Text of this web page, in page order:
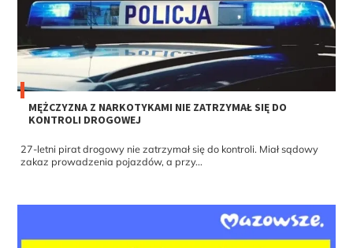
MĘŻCZYZNA Z NARKOTYKAMI NIE ZATRZYMAŁ SIĘ DO
KONTROLI DROGOWEJ
27-letni pirat drogowy nie zatrzymał się do kontroli. Miał sądowy
zakaz prowadzenia pojazdów, a przy...